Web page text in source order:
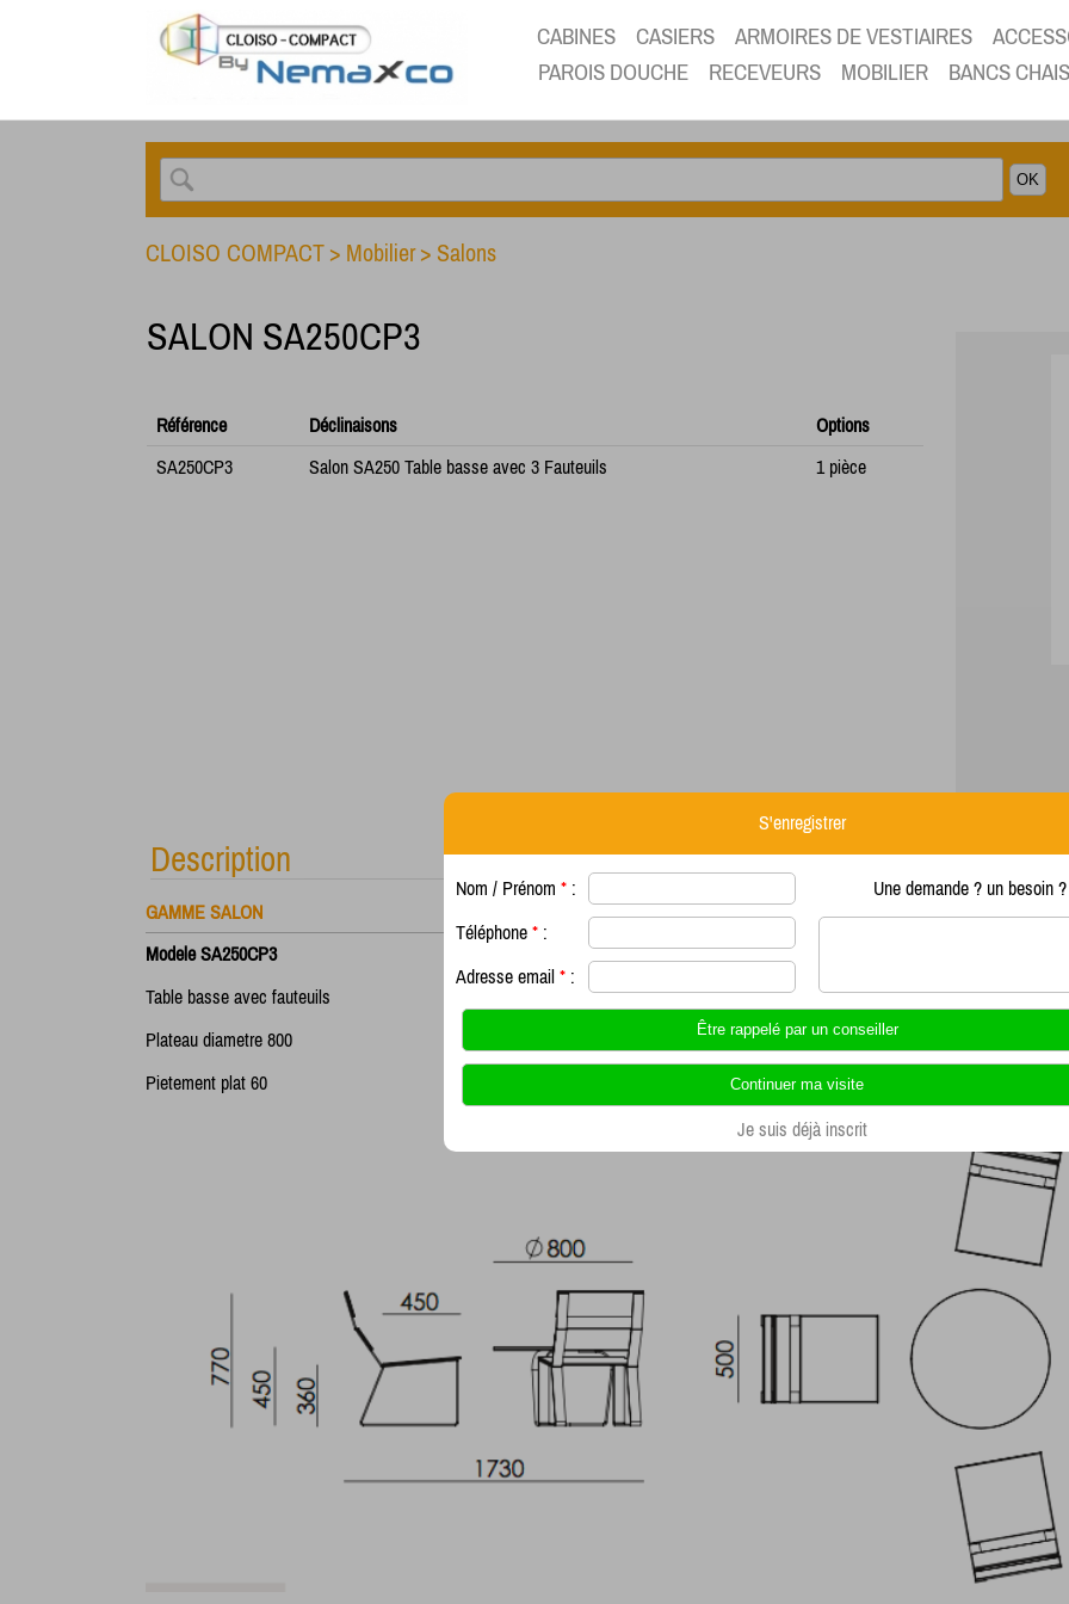
CABINES CASIERS ARMOIRES DE VESTIAIRES
PAROIS DOUCHE
RECEVEURS MOBILIER BANCS
CLOISO COMPACT > Mobilier > Salons
SALON SA250CP3
Référence Déclinaisons
Options
SA250CP3
Salon SA250 Table basse avec 3 Fauteuils 1 pièce
Description
GAMME SALON
Modele SA250CP3
Table basse avec fauteuils
Plateau diametre 800
Pietement plat 60
S'enregistrer
Nom / Prénom * :
Téléphone * :
Adresse email * :
Une demande ? un besoin
Je suis déjà inscrit